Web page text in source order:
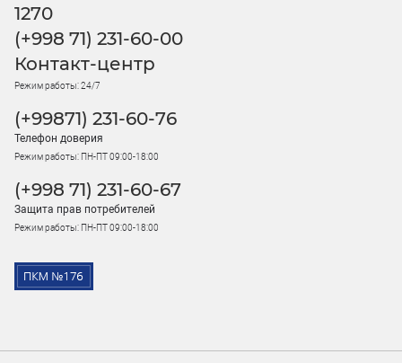
1270
(+998 71) 231-60-00
Контакт-центр
Режим работы: 24/7
(+99871) 231-60-76
Телефон доверия
Режим работы: ПН-ПТ 09:00-18:00
(+998 71) 231-60-67
Защита прав потребителей
Режим работы: ПН-ПТ 09:00-18:00